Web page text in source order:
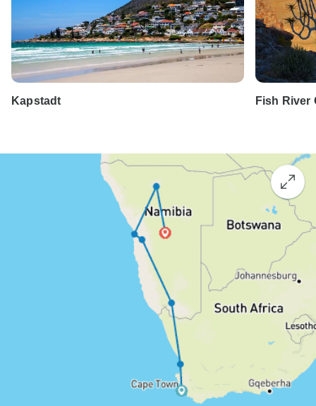
Kapstadt Fish River